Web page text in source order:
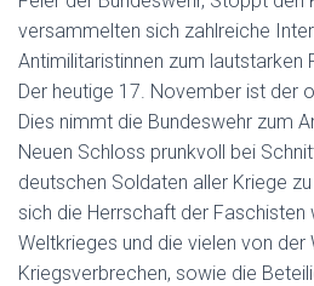
versammelten sich zahlreiche
Antimilitaristinnen zum lautstarken
Der heutige 17. November ist der
Dies nimmt die Bundeswehr zum
Neuen Schloss prunkvoll bei
deutschen Soldaten aller Kriege
sich die Herrschaft der Faschisten
Weltkrieges und die vielen von
Kriegsverbrechen, sowie die